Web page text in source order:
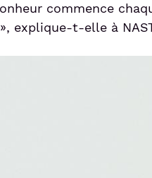
commence
explique-t-elle à